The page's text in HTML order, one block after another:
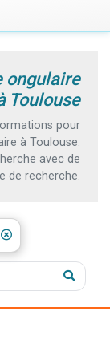
ongulaire
Toulouse
pour
à Toulouse.
avec de
de recherche.